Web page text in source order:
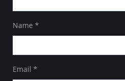
Name *
Email *